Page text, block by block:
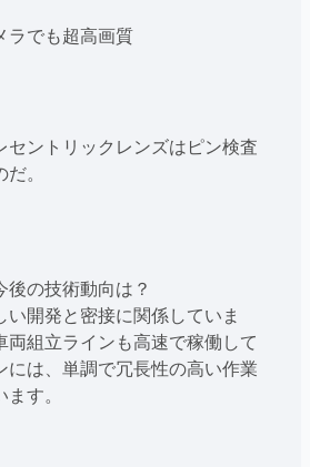
ラでも超高画質
セントリックレンズはピン検査
。
後の技術動向は？
い開発と密接に関係していま
両組立ラインも高速で稼働して
には、単調で冗長性の高い作業
す。